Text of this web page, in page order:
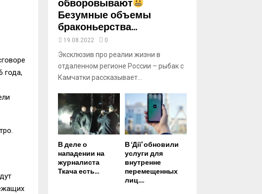
года,
обворовывают
Безумные объемы
браконьерства...
19.08.2022 0
Эксклюзив про реалии жизни в
отдаленном регионе России – рыбак с
Камчатки рассказывает...
В деле о
нападении на
журналиста
Ткача есть...
В ‘Дії’ обновили
услуги для
внутренне
перемещенных
лиц....